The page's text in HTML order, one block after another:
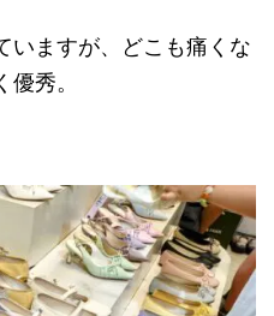
いますが、どこも痛くな
秀。